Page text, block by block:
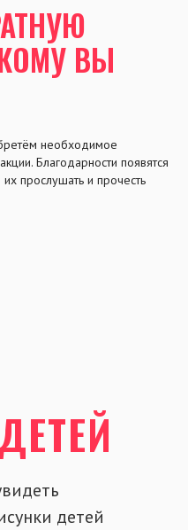
ВЫ
необходимое
Благодарности появятся
прослушать и прочесть
детей